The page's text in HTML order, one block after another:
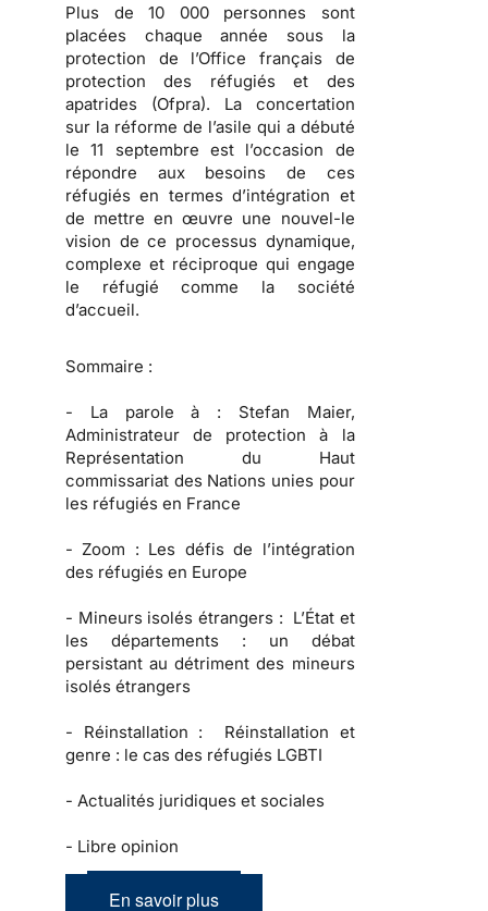
Plus de 10 000 personnes sont
placées chaque année sous la
protection de l’Office français de
protection des réfugiés et des
apatrides (Ofpra). La concertation
sur la réforme de l’asile qui a débuté
le 11 septembre est l’occasion de
répondre aux besoins de ces
réfugiés en termes d’intégration et
de mettre en œuvre une nouvel-le
vision de ce processus dynamique,
complexe et réciproque qui engage
le réfugié comme la société
d’accueil.
Sommaire :
- La parole à : Stefan Maier,
Administrateur de protection à la
Représentation du Haut
commissariat des Nations unies pour
les réfugiés en France
- Zoom : Les défis de l’intégration
des réfugiés en Europe
- Mineurs isolés étrangers : L’État et
les départements : un débat
persistant au détriment des mineurs
isolés étrangers
- Réinstallation : Réinstallation et
genre : le cas des réfugiés LGBTI
- Actualités juridiques et sociales
- Libre opinion
En savoir plus